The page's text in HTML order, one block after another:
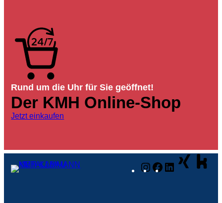
Rund um die Uhr für Sie geöffnet!
Der KMH Online-Shop
Jetzt einkaufen
Instagram
Facebook
LinkedIn